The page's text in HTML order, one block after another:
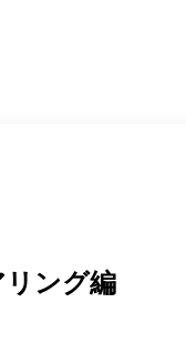
ング編